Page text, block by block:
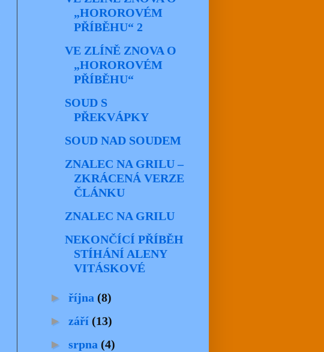
„HOROROVÉM
PŘÍBĚHU“ 2
VE ZLÍNĚ ZNOVA O
„HOROROVÉM
PŘÍBĚHU“
SOUD S
PŘEKVÁPKY
SOUD NAD SOUDEM
ZNALEC NA GRILU –
ZKRÁCENÁ VERZE
ČLÁNKU
ZNALEC NA GRILU
NEKONČÍCÍ PŘÍBĚH
STÍHÁNÍ ALENY
VITÁSKOVÉ
► října (8)
► září (13)
► srpna (4)